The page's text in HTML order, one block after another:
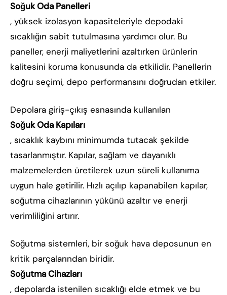
Soğuk Oda Panelleri
, yüksek izolasyon kapasiteleriyle depodaki
sıcaklığın sabit tutulmasına yardımcı olur. Bu
paneller, enerji maliyetlerini azaltırken ürünlerin
kalitesini koruma konusunda da etkilidir. Panellerin
doğru seçimi, depo performansını doğrudan etkiler.
Depolara giriş-çıkış esnasında kullanılan
Soğuk Oda Kapıları
, sıcaklık kaybını minimumda tutacak şekilde
tasarlanmıştır. Kapılar, sağlam ve dayanıklı
malzemelerden üretilerek uzun süreli kullanıma
uygun hale getirilir. Hızlı açılıp kapanabilen kapılar,
soğutma cihazlarının yükünü azaltır ve enerji
verimliliğini artırır.
Soğutma sistemleri, bir soğuk hava deposunun en
kritik parçalarından biridir.
Soğutma Cihazları
, depolarda istenilen sıcaklığı elde etmek ve bu